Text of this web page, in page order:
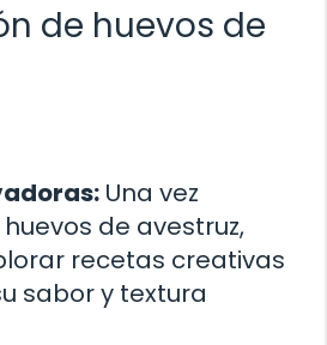
de huevos de
Una vez
de avestruz,
recetas creativas
sabor y textura